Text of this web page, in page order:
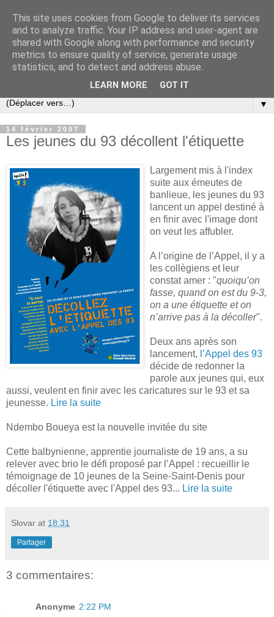
Slovar les Nouvelles
Blog citoyen d'informations, de décryptages et de
commentaires depuis 2005
▼
14 février 2007
Les jeunes du 93 décollent l'étiquette
Largement mis à l'index
suite aux émeutes de
banlieue, les jeunes du 93
lancent un appel destiné à
en finir avec l'image dont
on veut les affubler.
A l’origine de l’Appel, il y a
les collègiens et leur
constat amer : "quoiqu’on
fasse, quand on est du 9-3,
on a une étiquette et on
n’arrive pas à la décoller".
Deux ans après son
lancement, l’Appel des 93
décide de redonner la
parole aux jeunes qui, eux
aussi, veulent en finir avec les caricatures sur le 93 et sa
jeunesse. Lire la suite
Ndembo Boueya est la nouvelle invitée du site
Cette balbynienne, apprentie journaliste de 19 ans, a su
relever avec brio le défi proposé par l’Appel : recueillir le
témoignage de 10 jeunes de la Seine-Saint-Denis pour
décoller l'étiquette avec l'Appel des 93... Lire la suite
Slovar at 18:31
Partager
3 commentaires:
Anonyme 2:22 PM
This site uses cookies from Google to deliver its services
and to analyze traffic. Your IP address and user-agent are
shared with Google along with performance and security
metrics to ensure quality of service, generate usage
statistics, and to detect and address abuse.
LEARN MORE GOT IT